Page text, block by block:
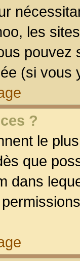
les
pouvez
(si vous
?
le
que
dans